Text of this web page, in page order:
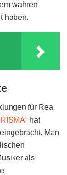
wahren
haben.
für Rea
hat
Man
als